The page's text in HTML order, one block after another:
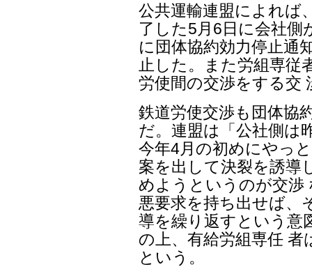
公共運輸連盟によれば
了した5月6日に会社
に団体協約効力停止通
止した。また労組専従
労使間の交渉をする交
鉄道労使交渉も団体協
だ。連盟は「公社側は
今年4月の初めにやっ
案を出して決裂を誘導
めようというのが交渉
悪要求を持ち出せば、
導を繰り返すという意
の上、有給労組専任
という。